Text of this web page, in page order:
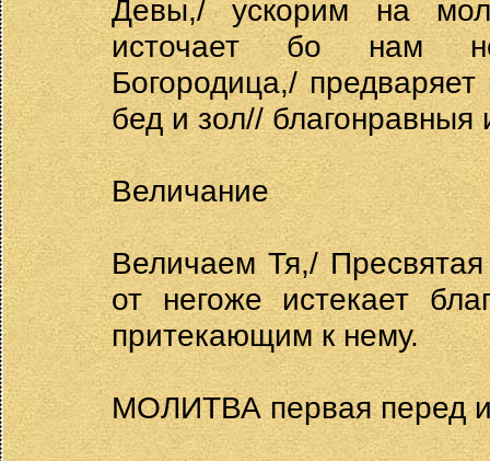
Девы,/ ускорим на
источает бо нам
Богородица,/
бед и зол//
Величание
Величаем Тя,/
от негоже истекает
притекающим к нему.
МОЛИТВА первая перед